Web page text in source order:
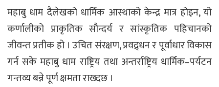
महाबु धाम दैलेखको धार्मिक आस्थाको केन्द्र मात्र होइन, यो
कर्णालीको प्राकृतिक सौन्दर्य र सांस्कृतिक पहिचानको
जीवन्त प्रतीक हो । उचित संरक्षण, प्रवद्र्धन र पूर्वाधार विकास
गर्न सके महाबु धाम राष्ट्रिय तथा अन्तर्राष्ट्रिय धार्मिक–पर्यटन
गन्तव्य बन्ने पूर्ण क्षमता राख्दछ ।